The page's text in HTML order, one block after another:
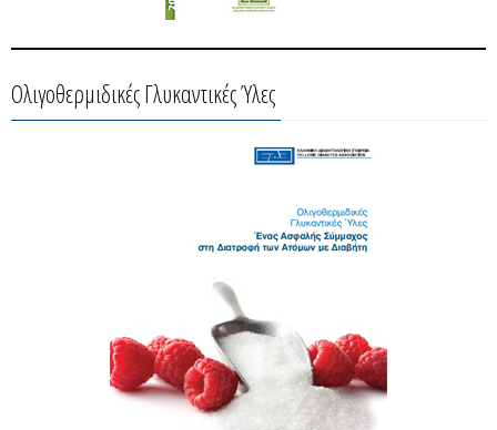
Ολιγοθερμιδικές Γλυκαντικές Ύλες